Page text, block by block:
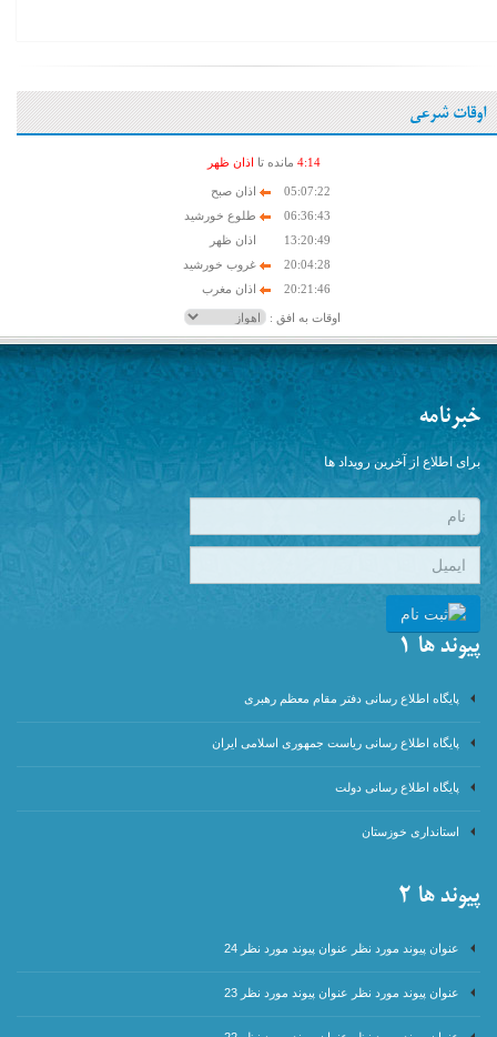
اوقات شرعی
4:14 مانده تا اذان ظهر
05:07:22
اذان صبح
06:36:43
طلوع خورشید
13:20:49
اذان ظهر
20:04:28
غروب خورشید
20:21:46
اذان مغرب
اوقات به افق :
خبرنامه
برای اطلاع از آخرین رویداد ها
پیوند ها 1
پایگاه اطلاع رسانی دفتر مقام معظم رهبری
پایگاه اطلاع رسانی ریاست جمهوری اسلامی ایران
پایگاه اطلاع رسانی دولت
استانداری خوزستان
پیوند ها 2
عنوان پیوند مورد نظر عنوان پیوند مورد نظر 24
عنوان پیوند مورد نظر عنوان پیوند مورد نظر 23